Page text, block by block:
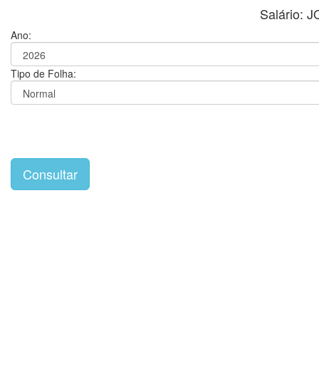
Salário:
Ano:
Tipo de Folha: